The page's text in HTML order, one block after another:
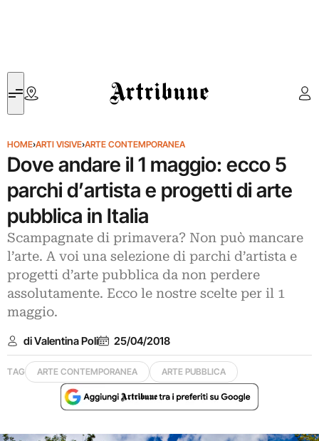
Artribune
HOME›ARTI VISIVE›ARTE CONTEMPORANEA
Dove andare il 1 maggio: ecco 5
parchi d’artista e progetti di arte
pubblica in Italia
Scampagnate di primavera? Non può mancare
l’arte. A voi una selezione di parchi d’artista e
progetti d’arte pubblica da non perdere
assolutamente. Ecco le nostre scelte per il 1
maggio.
di Valentina Poli 25/04/2018
TAG ARTE CONTEMPORANEA ARTE PUBBLICA